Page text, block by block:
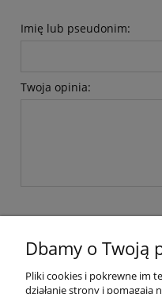
Imię lub pseudonim:
Twoja opinia:
Dbamy o Twoją
Pliki cookies i pokrewne im
działanie strony i pomagają